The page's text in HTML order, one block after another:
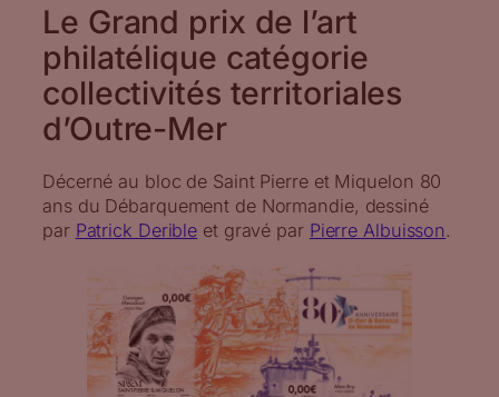
Le Grand prix de l’art
philatélique catégorie
collectivités territoriales
d’Outre-Mer
Décerné au bloc de Saint Pierre et Miquelon 80
ans du Débarquement de Normandie, dessiné
par Patrick Derible et gravé par Pierre Albuisson.